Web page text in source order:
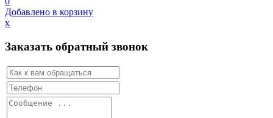
Добавлено в корзину
х
Заказать обратный звонок